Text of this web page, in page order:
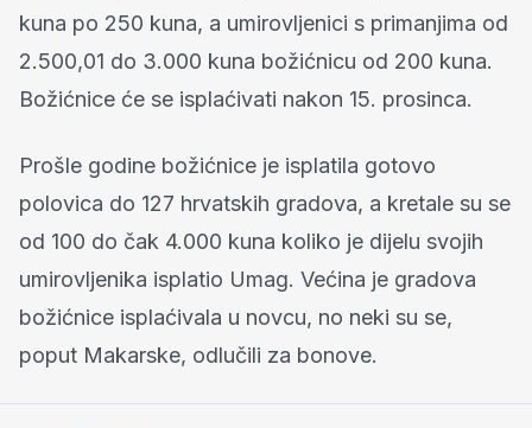
kuna po 250 kuna, a umirovljenici s primanjima od
2.500,01 do 3.000 kuna božićnicu od 200 kuna.
Božićnice će se isplaćivati nakon 15. prosinca.
Prošle godine božićnice je isplatila gotovo
polovica do 127 hrvatskih gradova, a kretale su se
od 100 do čak 4.000 kuna koliko je dijelu svojih
umirovljenika isplatio Umag. Većina je gradova
božićnice isplaćivala u novcu, no neki su se,
poput Makarske, odlučili za bonove.